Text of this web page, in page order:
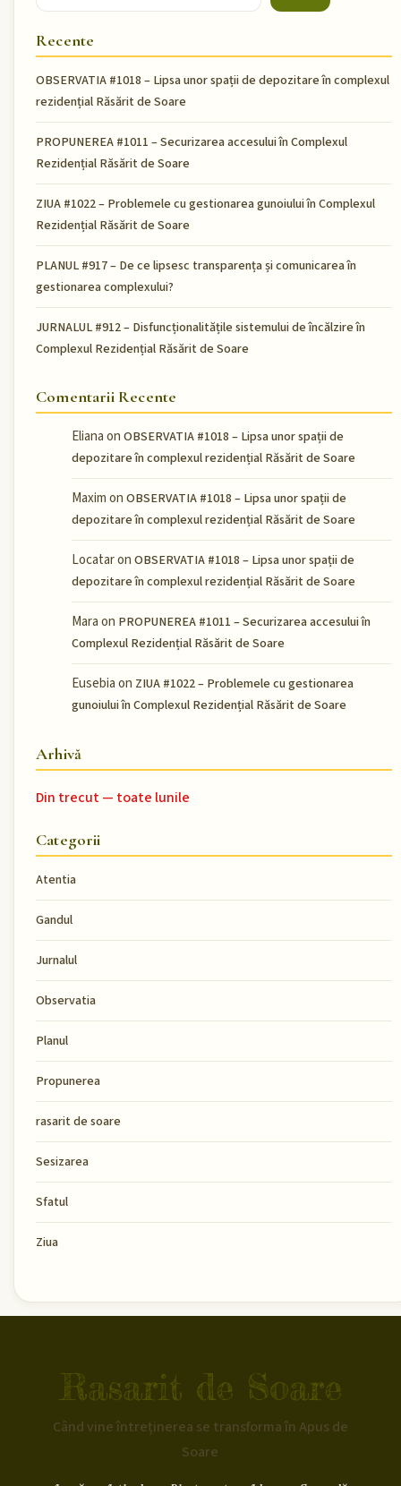
Recente
OBSERVATIA #1018 – Lipsa unor spații de depozitare în complexul
rezidențial Răsărit de Soare
PROPUNEREA #1011 – Securizarea accesului în Complexul
Rezidențial Răsărit de Soare
ZIUA #1022 – Problemele cu gestionarea gunoiului în Complexul
Rezidențial Răsărit de Soare
PLANUL #917 – De ce lipsesc transparența și comunicarea în
gestionarea complexului?
JURNALUL #912 – Disfuncționalitățile sistemului de încălzire în
Complexul Rezidențial Răsărit de Soare
Comentarii Recente
Elianaon OBSERVATIA #1018 – Lipsa unor spații de
depozitare în complexul rezidențial Răsărit de Soare
Maximon OBSERVATIA #1018 – Lipsa unor spații de
depozitare în complexul rezidențial Răsărit de Soare
Locataron OBSERVATIA #1018 – Lipsa unor spații de
depozitare în complexul rezidențial Răsărit de Soare
Maraon PROPUNEREA #1011 – Securizarea accesului în
Complexul Rezidențial Răsărit de Soare
Eusebiaon ZIUA #1022 – Problemele cu gestionarea
gunoiului în Complexul Rezidențial Răsărit de Soare
Arhivă
Din trecut — toate lunile
Categorii
Atentia
Gandul
Jurnalul
Observatia
Planul
Propunerea
rasarit de soare
Sesizarea
Sfatul
Ziua
Rasarit de Soare
Când vine întreținerea se transforma în Apus de
Soare